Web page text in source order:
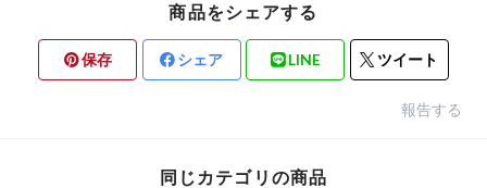
商品をシェアする
保存 シェア LINE ツイート
報告する
同じカテゴリの商品